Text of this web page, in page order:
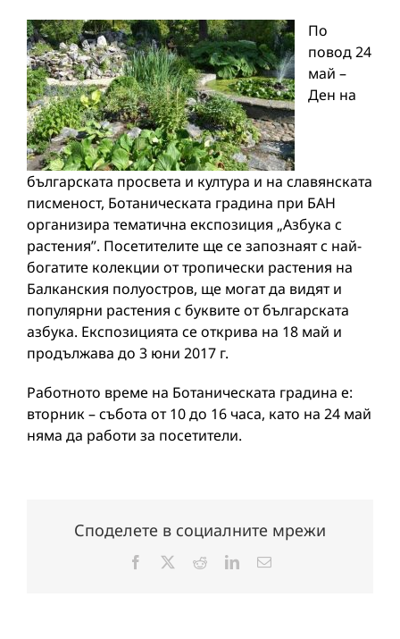
По
повод 24
май –
Ден на
българската просвета и култура и на славянската
писменост, Ботаническата градина при БАН
организира тематична експозиция „Азбука с
растения”. Посетителите ще се запознаят с най-
богатите колекции от тропически растения на
Балканския полуостров, ще могат да видят и
популярни растения с буквите от българската
азбука. Експозицията се открива на 18 май и
продължава до 3 юни 2017 г.
Работното време на Ботаническата градина е:
вторник – събота от 10 до 16 часа, като на 24 май
няма да работи за посетители.
Споделете в социалните мрежи
Facebook RedditLinkedInЕлектронна